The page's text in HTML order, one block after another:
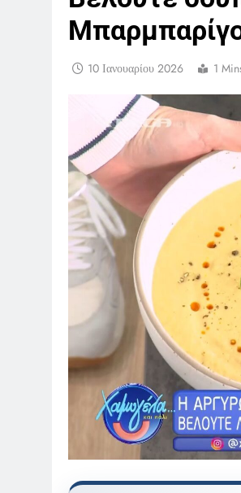
10 Ιανουαρίου 2026 1